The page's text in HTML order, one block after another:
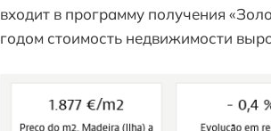
входит в программу получения
годом стоимость недвижимости